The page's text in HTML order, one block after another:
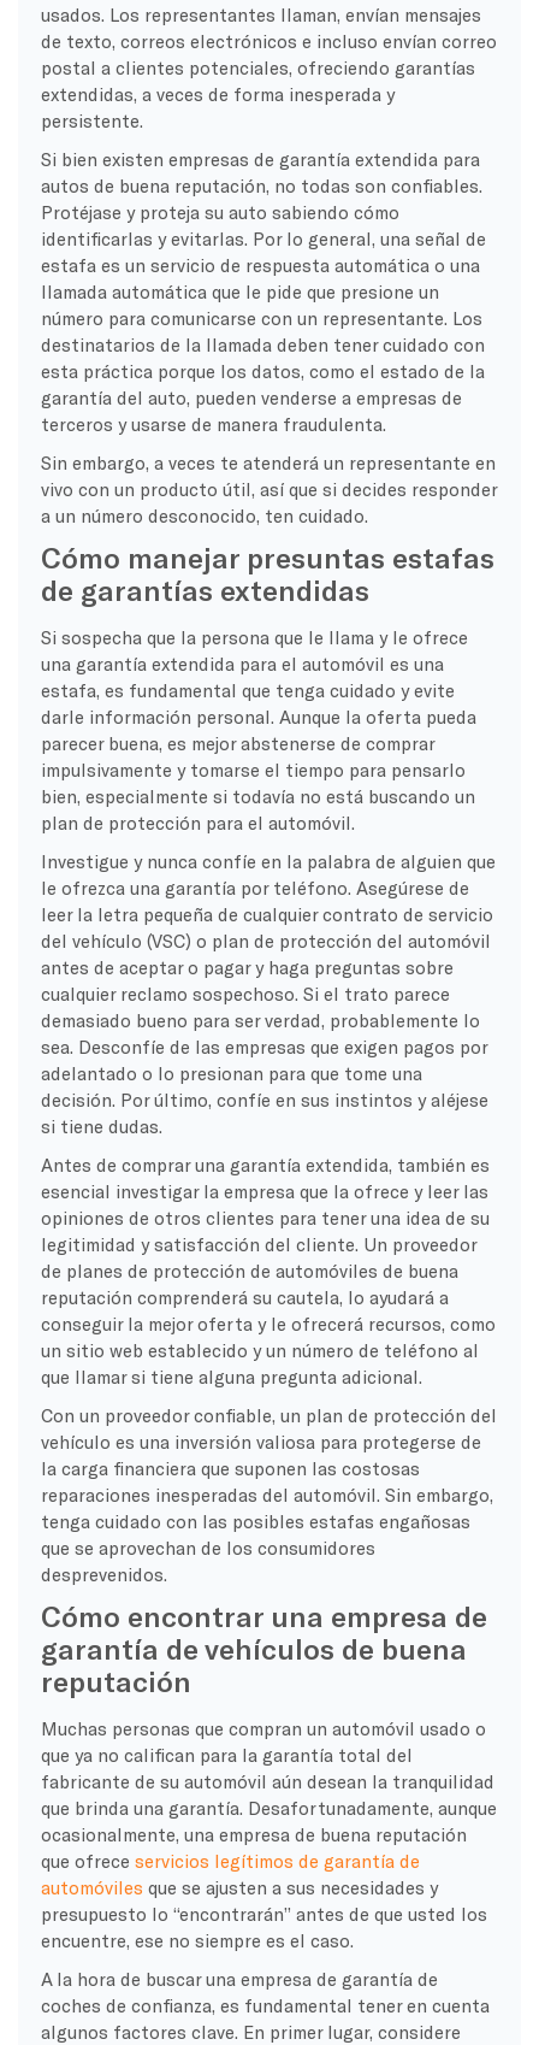
usados. Los representantes llaman, envían mensajes
de texto, correos electrónicos e incluso envían correo
postal a clientes potenciales, ofreciendo garantías
extendidas, a veces de forma inesperada y
persistente.
Si bien existen empresas de garantía extendida para
autos de buena reputación, no todas son confiables.
Protéjase y proteja su auto sabiendo cómo
identificarlas y evitarlas. Por lo general, una señal de
estafa es un servicio de respuesta automática o una
llamada automática que le pide que presione un
número para comunicarse con un representante. Los
destinatarios de la llamada deben tener cuidado con
esta práctica porque los datos, como el estado de la
garantía del auto, pueden venderse a empresas de
terceros y usarse de manera fraudulenta.
Sin embargo, a veces te atenderá un representante en
vivo con un producto útil, así que si decides responder
a un número desconocido, ten cuidado.
Cómo manejar presuntas estafas
de garantías extendidas
Si sospecha que la persona que le llama y le ofrece
una garantía extendida para el automóvil es una
estafa, es fundamental que tenga cuidado y evite
darle información personal. Aunque la oferta pueda
parecer buena, es mejor abstenerse de comprar
impulsivamente y tomarse el tiempo para pensarlo
bien, especialmente si todavía no está buscando un
plan de protección para el automóvil.
Investigue y nunca confíe en la palabra de alguien que
le ofrezca una garantía por teléfono. Asegúrese de
leer la letra pequeña de cualquier contrato de servicio
del vehículo (VSC) o plan de protección del automóvil
antes de aceptar o pagar y haga preguntas sobre
cualquier reclamo sospechoso. Si el trato parece
demasiado bueno para ser verdad, probablemente lo
sea. Desconfíe de las empresas que exigen pagos por
adelantado o lo presionan para que tome una
decisión. Por último, confíe en sus instintos y aléjese
si tiene dudas.
Antes de comprar una garantía extendida, también es
esencial investigar la empresa que la ofrece y leer las
opiniones de otros clientes para tener una idea de su
legitimidad y satisfacción del cliente. Un proveedor
de planes de protección de automóviles de buena
reputación comprenderá su cautela, lo ayudará a
conseguir la mejor oferta y le ofrecerá recursos, como
un sitio web establecido y un número de teléfono al
que llamar si tiene alguna pregunta adicional.
Con un proveedor confiable, un plan de protección del
vehículo es una inversión valiosa para protegerse de
la carga financiera que suponen las costosas
reparaciones inesperadas del automóvil. Sin embargo,
tenga cuidado con las posibles estafas engañosas
que se aprovechan de los consumidores
desprevenidos.
Cómo encontrar una empresa de
garantía de vehículos de buena
reputación
Muchas personas que compran un automóvil usado o
que ya no califican para la garantía total del
fabricante de su automóvil aún desean la tranquilidad
que brinda una garantía. Desafortunadamente, aunque
ocasionalmente, una empresa de buena reputación
que ofrece servicios legítimos de garantía de
automóviles que se ajusten a sus necesidades y
presupuesto lo “encontrarán” antes de que usted los
encuentre, ese no siempre es el caso.
A la hora de buscar una empresa de garantía de
coches de confianza, es fundamental tener en cuenta
algunos factores clave. En primer lugar, considere